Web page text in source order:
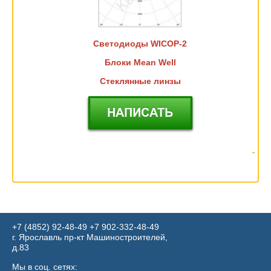
Светодиоды WICOP-2
Блоки Mean Well
Стеклянные линзы
+7 (4852) 92-48-49 ​​​​​​​+7 902-332-48-49
г. Ярославль пр-кт Машиностроителей,
д.83
Мы в соц. сетях: